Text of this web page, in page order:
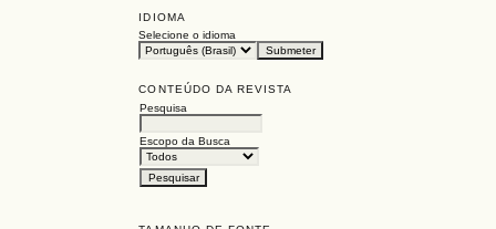
IDIOMA
Selecione o idioma
CONTEÚDO DA REVISTA
Pesquisa
Escopo da Busca